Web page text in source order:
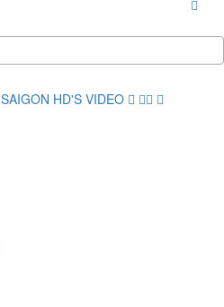
SAIGON HD'S VIDEO